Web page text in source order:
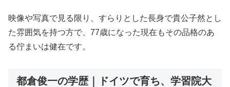
映像や写真で見る限り、すらりとした長身で貴公子然とし
た雰囲気を持つ方で、77歳になった現在もその品格のあ
る佇まいは健在です。
都倉俊一の学歴｜ドイツで育ち、学習院大